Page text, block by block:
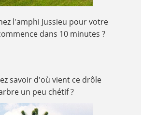
l'amphi Jussieu pour votre
dans 10 minutes ?
savoir d'où vient ce drôle
un peu chétif ?